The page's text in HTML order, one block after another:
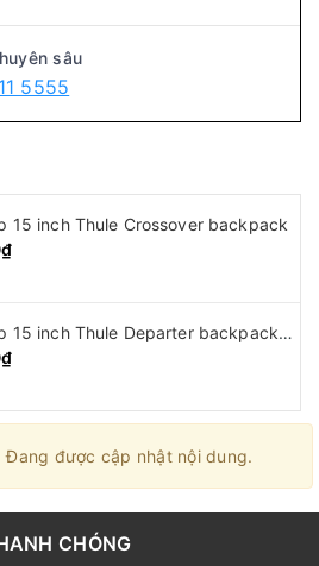
sâu
5555
15 inch Thule Crossover backpack
Balo laptop 15 inch Thule Departer backpack ( 21L )
Đang được cập nhật nội dung.
CHÓNG